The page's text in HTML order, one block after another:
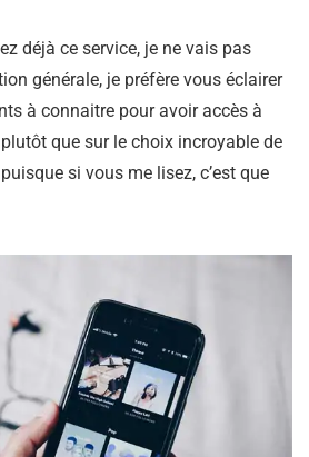
déjà ce service, je ne vais pas
générale, je préfère vous éclairer
à connaitre pour avoir accès à
que sur le choix incroyable de
si vous me lisez, c’est que